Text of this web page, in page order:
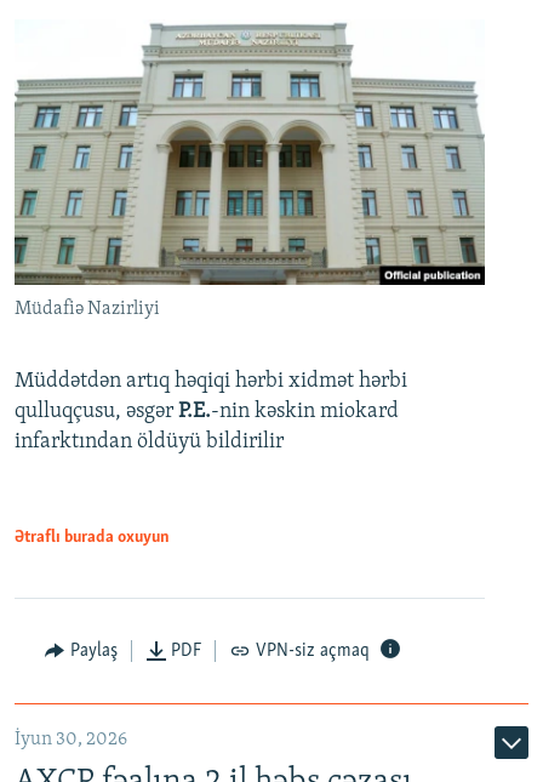
Müdafiə Nazirliyi
Müddətdən artıq həqiqi hərbi xidmət hərbi
qulluqçusu, əsgər P.E.-nin kəskin miokard
infarktından öldüyü bildirilir
Ətraflı burada oxuyun
Paylaş PDF VPN-siz açmaq
İyun 30, 2026